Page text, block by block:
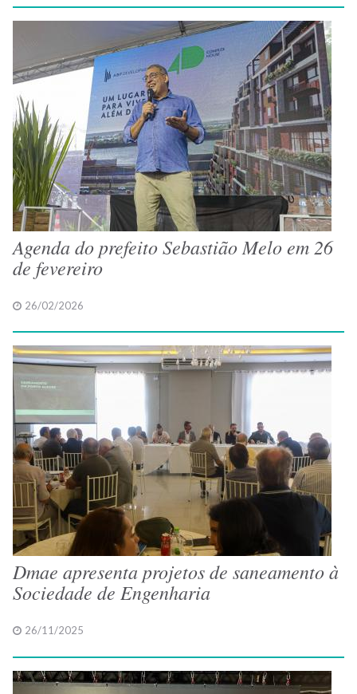
Agenda do prefeito Sebastião Melo em 26
de fevereiro
26/02/2026
Dmae apresenta projetos de saneamento à
Sociedade de Engenharia
26/11/2025